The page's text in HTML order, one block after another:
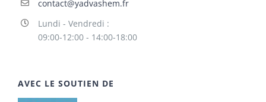
contact@yadvashem.fr
Lundi - Vendredi :
09:00-12:00 - 14:00-18:00
AVEC LE SOUTIEN DE